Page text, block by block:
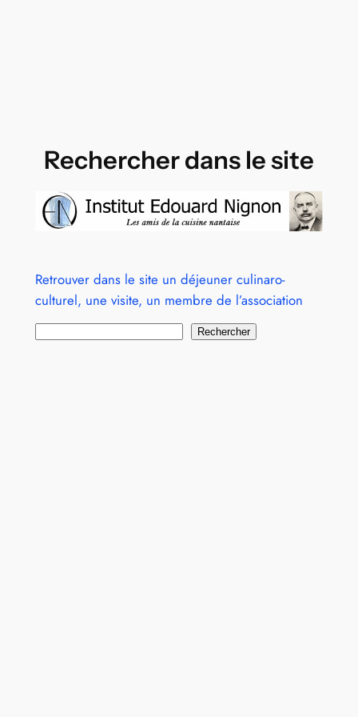
Rechercher dans le site
Retrouver dans le site un déjeuner culinaro-
culturel, une visite, un membre de l’association
Rechercher